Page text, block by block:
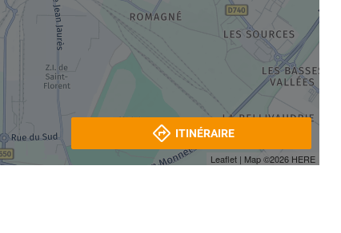
Leaflet | Map ©2026 HERE
ITINÉRAIRE